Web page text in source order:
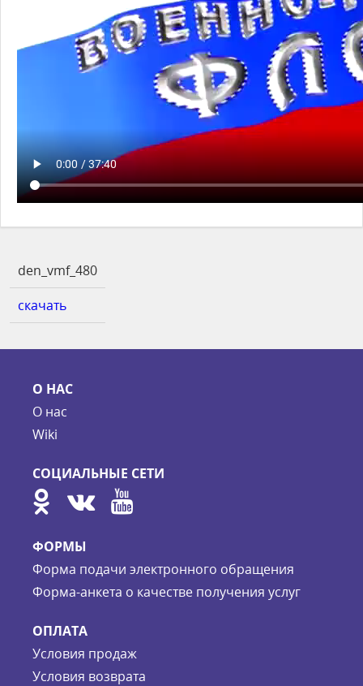
den_vmf_480
скачать
О НАС
О нас
Wiki
СОЦИАЛЬНЫЕ СЕТИ
ФОРМЫ
Форма подачи электронного обращения
Форма-анкета о качестве получения услуг
ОПЛАТА
Условия продаж
Условия возврата